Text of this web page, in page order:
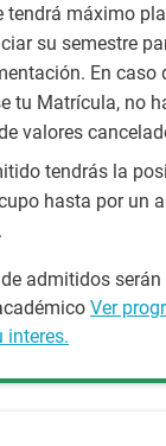
tendrá máximo
su semestre
En caso
tu Matrícula, no
valores
tendrás la
hasta por un
admitidos
Ver
interes.